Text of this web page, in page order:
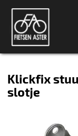
Klickfix
slotje